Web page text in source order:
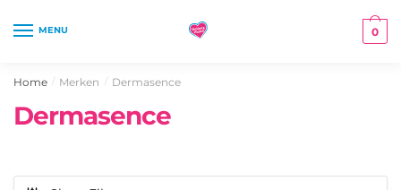
MENU 0
Home / Merken / Dermasence
Dermasence